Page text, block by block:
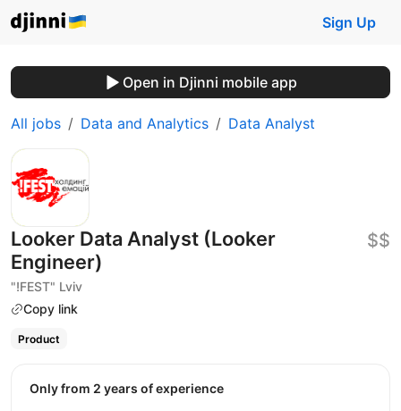
Sign Up
Open in Djinni mobile app
All jobs Data and Analytics Data Analyst
Looker Data Analyst (Looker
Engineer)
"!FEST" Lviv
Copy link
$$
Product
Only from 2 years of experience